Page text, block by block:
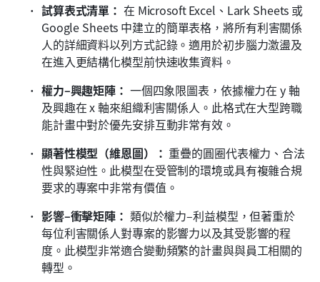
試算表式清單： 在 Microsoft Excel、Lark Sheets 或
Google Sheets 中建立的簡單表格，將所有利害關係
人的詳細資料以列方式記錄。適用於初步腦力激盪及
在進入更結構化模型前快速收集資料。
權力–興趣矩陣： 一個四象限圖表，依據權力在 y 軸
及興趣在 x 軸來組織利害關係人。此格式在大型跨職
能計畫中對於優先安排互動非常有效。
顯著性模型（維恩圖）： 重疊的圓圈代表權力、合法
性與緊迫性。此模型在受管制的環境或具有複雜合規
要求的專案中非常有價值。
影響–衝擊矩陣： 類似於權力–利益模型，但著重於
每位利害關係人對專案的影響力以及其受影響的程
度。此模型非常適合變動頻繁的計畫與與員工相關的
轉型。